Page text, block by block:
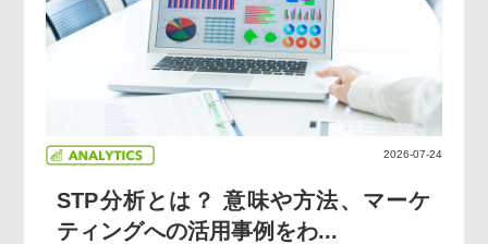
2026-07-24
STP分析とは？ 意味や方法、マーケ
ティングへの活用事例をわ...